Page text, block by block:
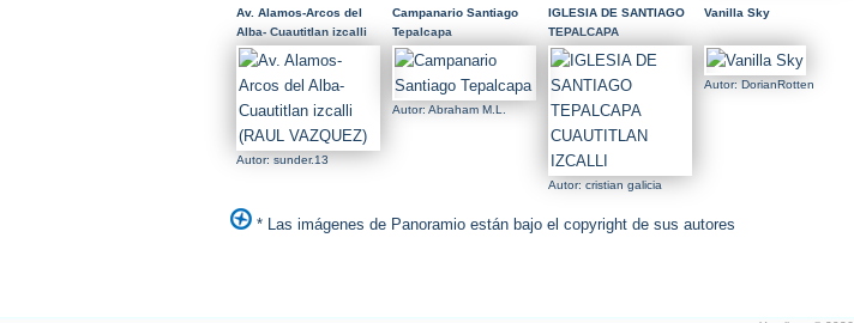
Av. Alamos-Arcos del
Alba- Cuautitlan izcalli
(RAUL VAZQUEZ)
Autor: sunder.13
Campanario Santiago
Tepalcapa
Autor: Abraham M.L.
IGLESIA DE SANTIAGO
TEPALCAPA
CUAUTITLAN IZCALLI
Autor: cristian galicia
Vanilla Sky
Autor: DorianRotten
* Las imágenes de Panoramio están bajo el copyright de sus autores